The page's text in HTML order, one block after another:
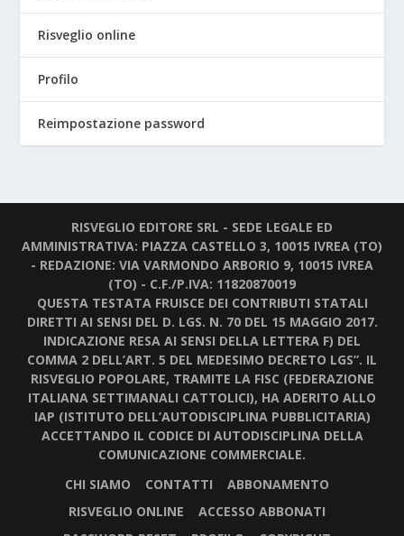
Risveglio online
Profilo
Reimpostazione password
RISVEGLIO EDITORE SRL - SEDE LEGALE ED
AMMINISTRATIVA: PIAZZA CASTELLO 3, 10015 IVREA (TO)
- REDAZIONE: VIA VARMONDO ARBORIO 9, 10015 IVREA
(TO) - C.F./P.IVA: 11820870019
QUESTA TESTATA FRUISCE DEI CONTRIBUTI STATALI
DIRETTI AI SENSI DEL D. LGS. N. 70 DEL 15 MAGGIO 2017.
INDICAZIONE RESA AI SENSI DELLA LETTERA F) DEL
COMMA 2 DELL’ART. 5 DEL MEDESIMO DECRETO LGS”. IL
RISVEGLIO POPOLARE, TRAMITE LA FISC (FEDERAZIONE
ITALIANA SETTIMANALI CATTOLICI), HA ADERITO ALLO
IAP (ISTITUTO DELL’AUTODISCIPLINA PUBBLICITARIA)
ACCETTANDO IL CODICE DI AUTODISCIPLINA DELLA
COMUNICAZIONE COMMERCIALE.
CHI SIAMO
CONTATTI
ABBONAMENTO
RISVEGLIO ONLINE
ACCESSO ABBONATI